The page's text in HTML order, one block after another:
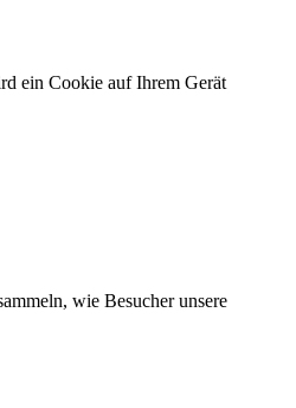
ein Cookie auf Ihrem Gerät
wie Besucher unsere